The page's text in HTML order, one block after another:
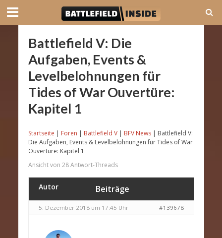
Battlefield V: Die
Aufgaben, Events &
Levelbelohnungen für
Tides of War Ouvertüre:
Kapitel 1
Startseite | Foren | Battlefield V | BFV News | Battlefield V:
Die Aufgaben, Events & Levelbelohnungen für Tides of War
Ouvertüre: Kapitel 1
Ansicht von 28 Antwort-Threads
Autor Beiträge
5. Dezember 2018 um 17:45 Uhr #139678